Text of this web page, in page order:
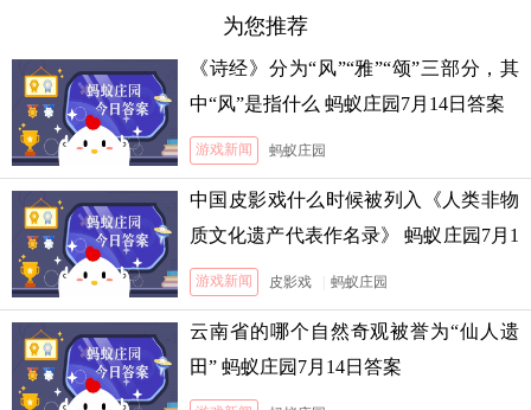
为您推荐
《诗经》分为“风”“雅”“颂”三部分，其
中“风”是指什么 蚂蚁庄园7月14日答案
游戏新闻 蚂蚁庄园
中国皮影戏什么时候被列入《人类非物
质文化遗产代表作名录》 蚂蚁庄园7月1
3日答案
游戏新闻 皮影戏 蚂蚁庄园
云南省的哪个自然奇观被誉为“仙人遗
田” 蚂蚁庄园7月14日答案